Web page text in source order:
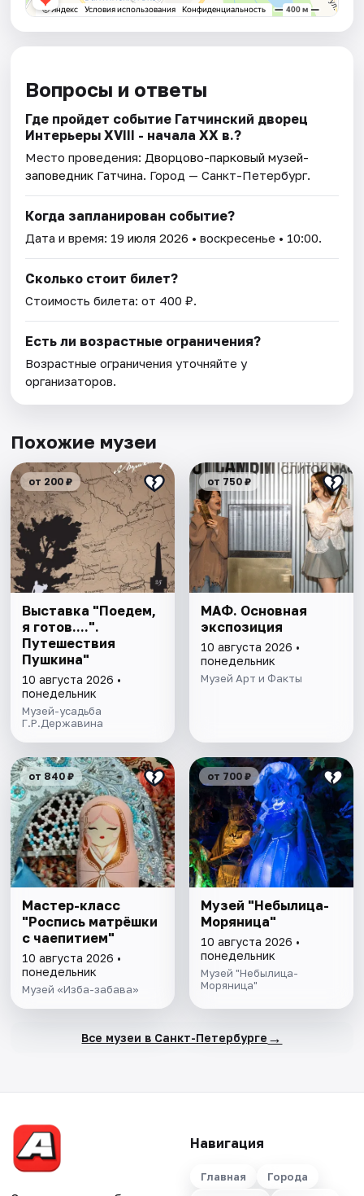
Вопросы и ответы
Где пройдет событие Гатчинский дворец
Интерьеры ХVIII - начала ХХ в.?
Место проведения: Дворцово-парковый музей-
заповедник Гатчина. Город — Санкт-Петербург.
Когда запланирован событие?
Дата и время: 19 июля 2026 • воскресенье • 10:00.
Сколько стоит билет?
Стоимость билета: от 400 ₽.
Есть ли возрастные ограничения?
Возрастные ограничения уточняйте у
организаторов.
Похожие музеи
от 200 ₽
Выставка "Поедем,
я готов....".
Путешествия
Пушкина"
10 августа 2026 •
понедельник
Музей-усадьба
Г.Р.Державина
от 750 ₽
МАФ. Основная
экспозиция
10 августа 2026 •
понедельник
Музей Арт и Факты
от 840 ₽
Мастер-класс
"Роспись матрёшки
с чаепитием"
10 августа 2026 •
понедельник
Музей «Изба-забава»
от 700 ₽
Музей "Небылица-
Моряница"
10 августа 2026 •
понедельник
Музей "Небылица-
Моряница"
Все музеи в Санкт-Петербурге →
Навигация
Главная
Города